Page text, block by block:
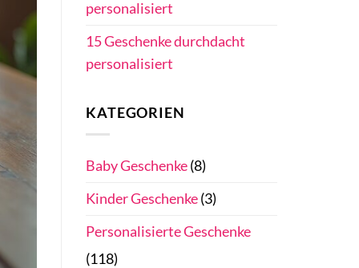
personalisiert
15 Geschenke durchdacht
personalisiert
KATEGORIEN
Baby Geschenke(8)
Kinder Geschenke(3)
Personalisierte Geschenke
(118)